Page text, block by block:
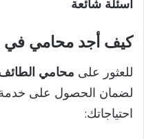
أسئلة شائعة
كيف أجد محامي في
للعثور على محامي
لضمان الحصول على خدمة
احتياجاتك: